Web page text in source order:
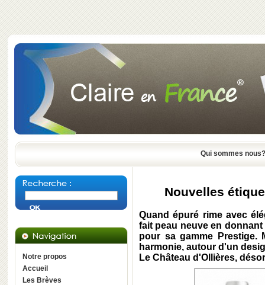
Qui sommes nous?
Notre propos
Accueil
Les Brèves
Nouvelles
Quand épuré rime avec
fait peau neuve en
pour sa gamme Prestige.
harmonie, autour d'un
Le Château d'Ollières,